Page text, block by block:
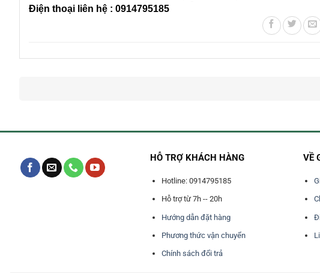
Điện thoại liên hệ : 0914795185
HỖ TRỢ KHÁCH HÀNG
Hotline: 0914795185
Hỗ trợ từ 7h -- 20h
Hướng dẫn đặt hàng
Phương thức vận chuyển
Chính sách đổi trả
VỀ